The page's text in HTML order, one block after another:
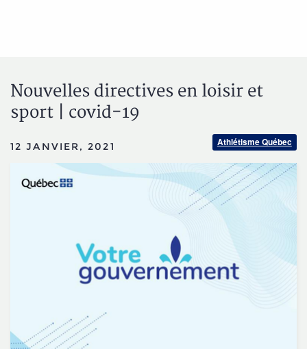
Nouvelles directives en loisir et
sport | covid-19
Athlétisme Québec
12 JANVIER, 2021